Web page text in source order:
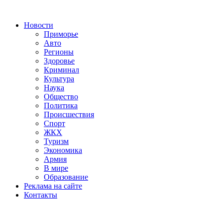
Новости
Приморье
Авто
Регионы
Здоровье
Криминал
Культура
Наука
Общество
Политика
Происшествия
Спорт
ЖКХ
Туризм
Экономика
Армия
В мире
Образование
Реклама на сайте
Контакты